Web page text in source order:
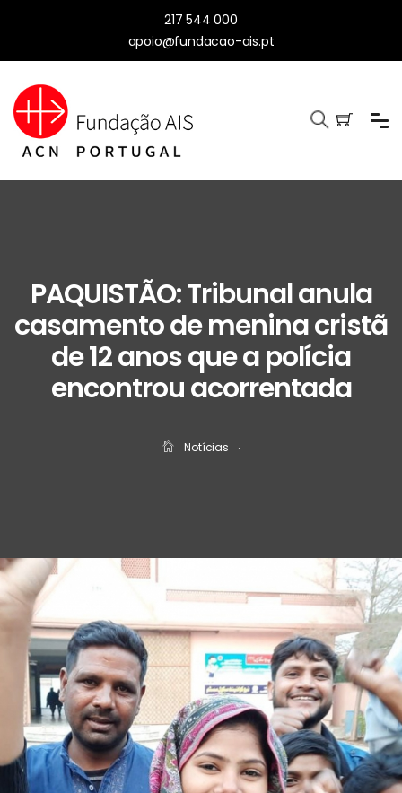
217 544 000
apoio@fundacao-ais.pt
PAQUISTÃO: Tribunal anula
casamento de menina cristã
de 12 anos que a polícia
encontrou acorrentada
Notícias ‧